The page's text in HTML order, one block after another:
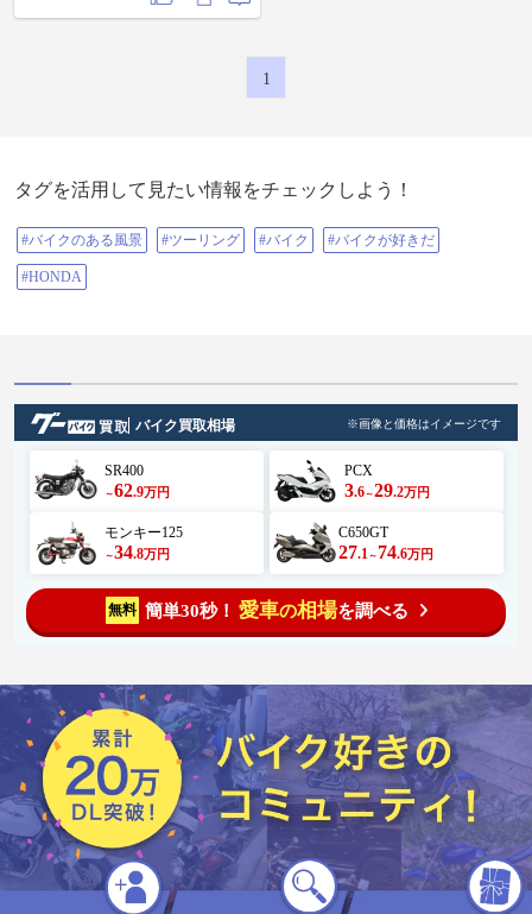
1
タグを活用して見たい情報をチェックしよう！
#バイクのある風景 #ツーリング #バイク #バイクが好きだ
#HONDA
バイク買取相場 ※画像と価格はイメージです
SR400
～62.9万円
PCX
3.6～29.2万円
モンキー125
～34.8万円
C650GT
27.1 ～ 74.6万円
無料 簡単30秒！ 愛車の相場を調べる